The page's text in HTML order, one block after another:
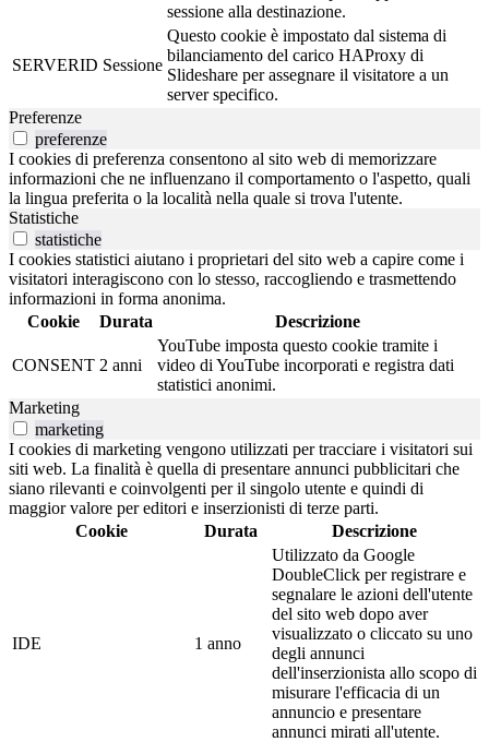
sessione alla destinazione.
SERVERID Sessione
Questo cookie è impostato dal sistema di
bilanciamento del carico HAProxy di
Slideshare per assegnare il visitatore a un
server specifico.
Preferenze
preferenze
I cookies di preferenza consentono al sito web di memorizzare
informazioni che ne influenzano il comportamento o l'aspetto, quali
la lingua preferita o la località nella quale si trova l'utente.
Statistiche
statistiche
I cookies statistici aiutano i proprietari del sito web a capire come i
visitatori interagiscono con lo stesso, raccogliendo e trasmettendo
informazioni in forma anonima.
Cookie
Durata Descrizione
CONSENT 2 anni
YouTube imposta questo cookie tramite i
video di YouTube incorporati e registra dati
statistici anonimi.
Marketing
marketing
I cookies di marketing vengono utilizzati per tracciare i visitatori sui
siti web. La finalità è quella di presentare annunci pubblicitari che
siano rilevanti e coinvolgenti per il singolo utente e quindi di
maggior valore per editori e inserzionisti di terze parti.
Cookie
Durata Descrizione
IDE 1 anno
Utilizzato da Google
DoubleClick per registrare e
segnalare le azioni dell'utente
del sito web dopo aver
visualizzato o cliccato su uno
degli annunci
dell'inserzionista allo scopo di
misurare l'efficacia di un
annuncio e presentare
annunci mirati all'utente.